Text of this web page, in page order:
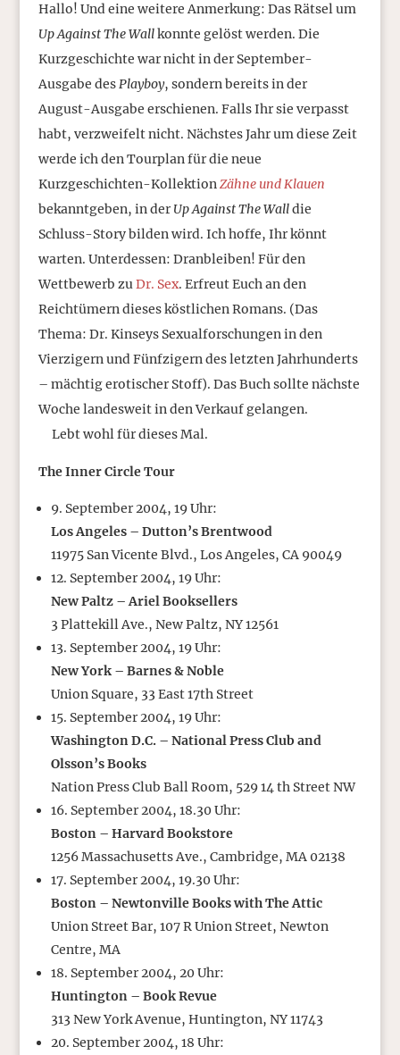
Hallo! Und eine weitere Anmerkung: Das Rätsel um
Up Against The Wallkonnte gelöst werden. Die
Kurzgeschichte war nicht in der September-
Ausgabe desPlayboy, sondern bereits in der
August-Ausgabe erschienen. Falls Ihr sie verpasst
habt, verzweifelt nicht. Nächstes Jahr um diese Zeit
werde ich den Tourplan für die neue
Kurzgeschichten-KollektionZähne und Klauen
bekanntgeben, in derUp Against The Walldie
Schluss-Story bilden wird. Ich hoffe, Ihr könnt
warten. Unterdessen: Dranbleiben! Für den
Wettbewerb zuDr. Sex. Erfreut Euch an den
Reichtümern dieses köstlichen Romans. (Das
Thema: Dr. Kinseys Sexualforschungen in den
Vierzigern und Fünfzigern des letzten Jahrhunderts
– mächtig erotischer Stoff). Das Buch sollte nächste
Woche landesweit in den Verkauf gelangen.
Lebt wohl für dieses Mal.
The Inner Circle Tour
9. September 2004, 19 Uhr:
Los Angeles – Dutton’s Brentwood
11975 San Vicente Blvd., Los Angeles, CA 90049
12. September 2004, 19 Uhr:
New Paltz – Ariel Booksellers
3 Plattekill Ave., New Paltz, NY 12561
13. September 2004, 19 Uhr:
New York – Barnes & Noble
Union Square, 33 East 17th Street
15. September 2004, 19 Uhr:
Washington D.C. – National Press Club and
Olsson’s Books
Nation Press Club Ball Room, 529 14 th Street NW
16. September 2004, 18.30 Uhr:
Boston – Harvard Bookstore
1256 Massachusetts Ave., Cambridge, MA 02138
17. September 2004, 19.30 Uhr:
Boston – Newtonville Books with The Attic
Union Street Bar, 107 R Union Street, Newton
Centre, MA
18. September 2004, 20 Uhr:
Huntington – Book Revue
313 New York Avenue, Huntington, NY 11743
20. September 2004, 18 Uhr: